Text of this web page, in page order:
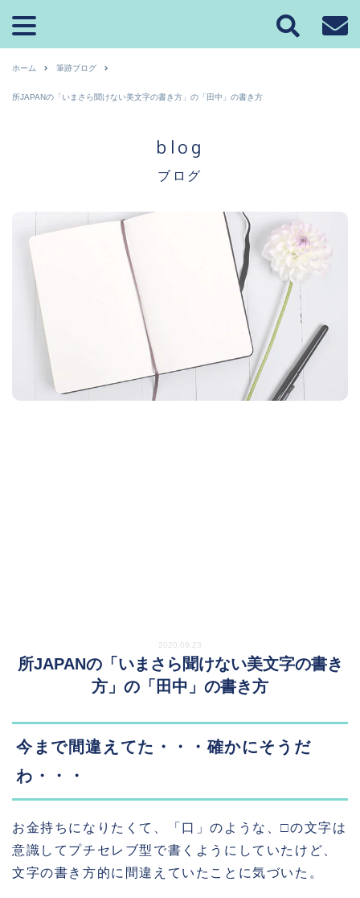
ホーム 筆跡ブログ
所JAPANの「いまさら聞けない美文字の書き方」の「田中」の書き方
blog
ブログ
2020.09.23
所JAPANの「いまさら聞けない美文字の書き
方」の「田中」の書き方
今まで間違えてた・・・確かにそうだ
わ・・・
お金持ちになりたくて、「口」のような、□の文字は
意識してプチセレブ型で書くようにしていたけど、
文字の書き方的に間違えていたことに気づいた。